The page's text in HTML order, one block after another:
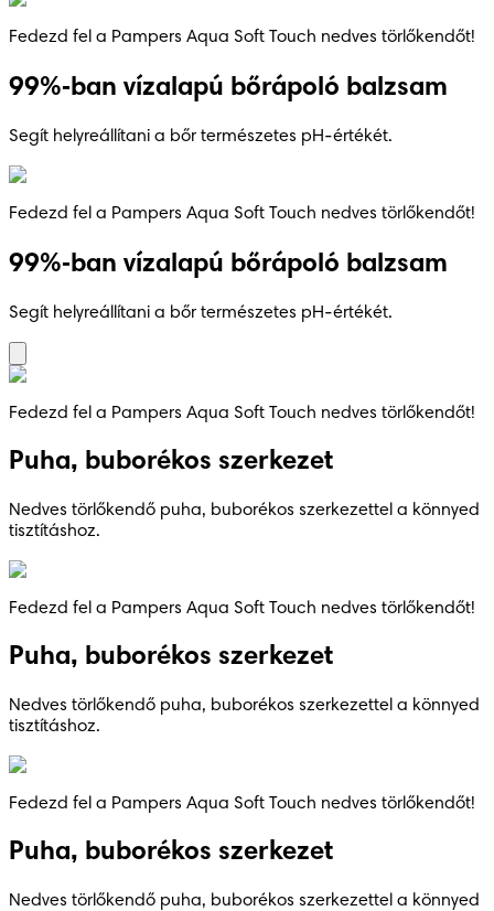
Fedezd fel a Pampers Aqua Soft Touch nedves törlőkendőt!
99%‑ban vízalapú bőrápoló balzsam
Segít helyreállítani a bőr természetes pH-értékét.
Fedezd fel a Pampers Aqua Soft Touch nedves törlőkendőt!
99%‑ban vízalapú bőrápoló balzsam
Segít helyreállítani a bőr természetes pH-értékét.
Fedezd fel a Pampers Aqua Soft Touch nedves törlőkendőt!
Puha, buborékos szerkezet
Nedves törlőkendő puha, buborékos szerkezettel a könnyed
tisztításhoz.
Fedezd fel a Pampers Aqua Soft Touch nedves törlőkendőt!
Puha, buborékos szerkezet
Nedves törlőkendő puha, buborékos szerkezettel a könnyed
tisztításhoz.
Fedezd fel a Pampers Aqua Soft Touch nedves törlőkendőt!
Puha, buborékos szerkezet
Nedves törlőkendő puha, buborékos szerkezettel a könnyed